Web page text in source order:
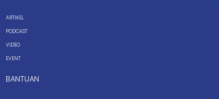
ARTIKEL
PODCAST
VIDEO
EVENT
BANTUAN